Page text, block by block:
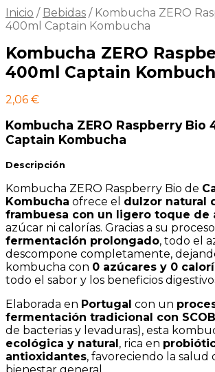
Inicio / Bebidas /Kombucha ZERO
400ml Captain Kombucha
Kombucha ZERO
400ml Captain
2,06 €
Kombucha ZERO Raspberry Bio
Captain Kombucha
Descripción
Kombucha ZERO Raspberry Bio de
Kombucha ofrece el dulzor natural
frambuesa con un ligero toque de
azúcar ni calorías. Gracias a su
fermentación prolongado, todo el
descompone completamente,
kombucha con 0 azúcares y 0
todo el sabor y los beneficios
Elaborada en Portugal con un
fermentación tradicional con
de bacterias y levaduras), esta
ecológica y natural, rica en
antioxidantes, favoreciendo la salud